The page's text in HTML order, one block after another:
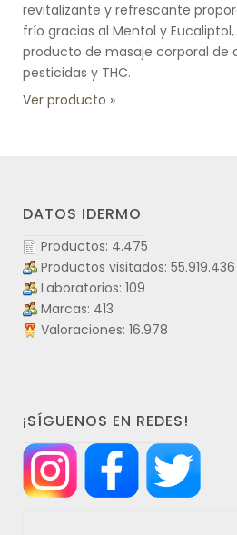
revitalizante y refrescante
frío gracias al Mentol y
producto de masaje corporal de
pesticidas y THC.
Ver producto
DATOS IDERMO
Productos: 4.475
Productos visitados: 55.919.436
Laboratorios: 109
Marcas: 413
Valoraciones: 16.978
¡SÍGUENOS EN REDES!